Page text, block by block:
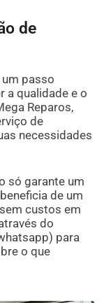
de
passo
a qualidade e o
Reparos,
de
necessidades
só garante um
de um
custos em
do
para
o que